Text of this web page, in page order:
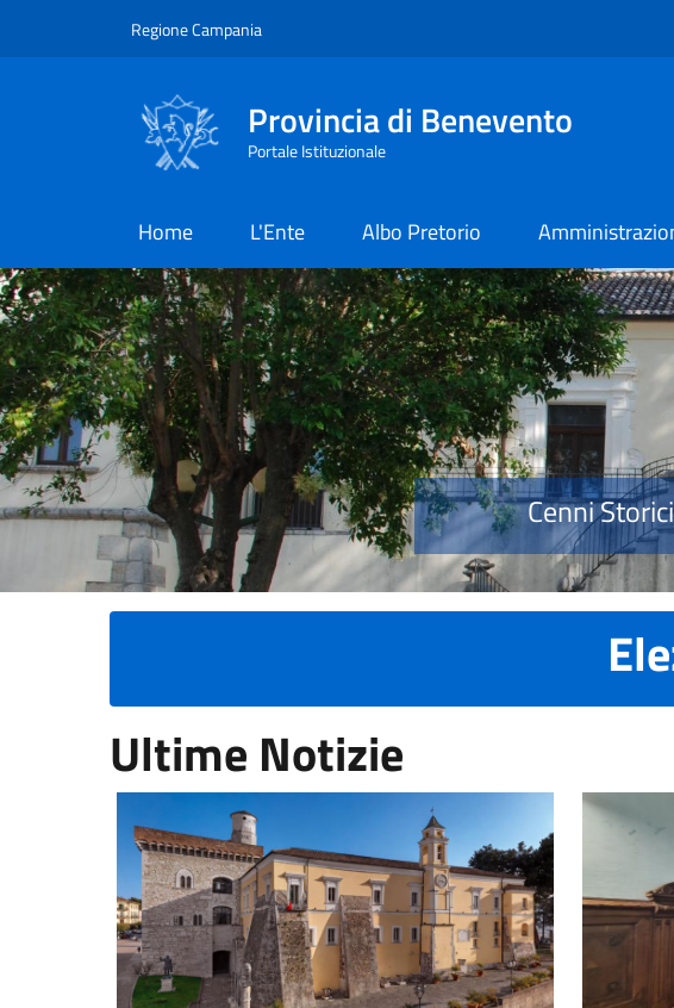
Regione Campania
Provincia di Benevento
Portale Istituzionale
Home L'Ente Albo Pretorio
Provincia di Benevento
Cenni Storici
Ultime Notizie